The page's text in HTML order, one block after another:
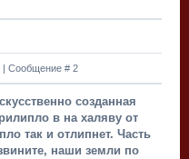
| Сообщение # 2
созданная
в на халяву от
так и отлипнет. Часть
наши земли по